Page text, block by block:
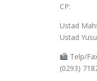
CP:
Ustad
Ustad
Telp/
(0293)